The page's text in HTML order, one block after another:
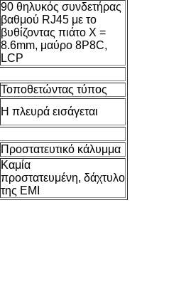
90 θηλυκός συνδετήρας
βαθμού RJ45 με το
βυθίζοντας πιάτο Χ =
8.6mm, μαύρο 8P8C,
LCP
Τοποθετώντας τύπος
Η πλευρά εισάγεται
Προστατευτικό κάλυμμα
Καμία
προστατευμένη, δάχτυλο
της EMI